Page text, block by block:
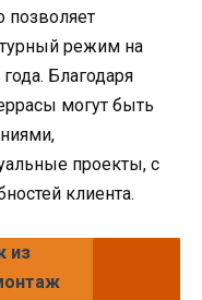
позволяет
режим на
Благодаря
могут быть
проекты, с
клиента.
из